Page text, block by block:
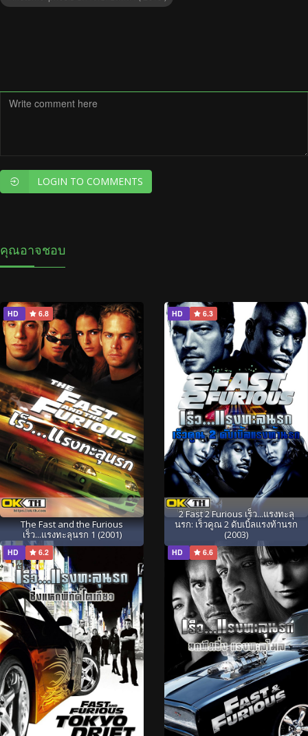
LOGIN TO COMMENTS
คุณอาจชอบ
HD 6.8
The Fast and the Furious
เร็ว...แรงทะลุนรก 1 (2001)
HD 6.3
2 Fast 2 Furious เร็ว...แรงทะลุ
นรก: เร็วคูณ 2 ดับเบิ้ลแรงท้านรก
(2003)
HD 6.2 HD 6.6